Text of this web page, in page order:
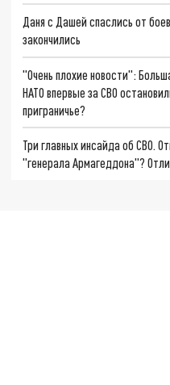
Даня с Дашей спаслись от
закончились
"Очень плохие новости":
НАТО впервые за СВО
приграничье?
Три главных инсайда об СВО.
"генерала Армагеддона"?